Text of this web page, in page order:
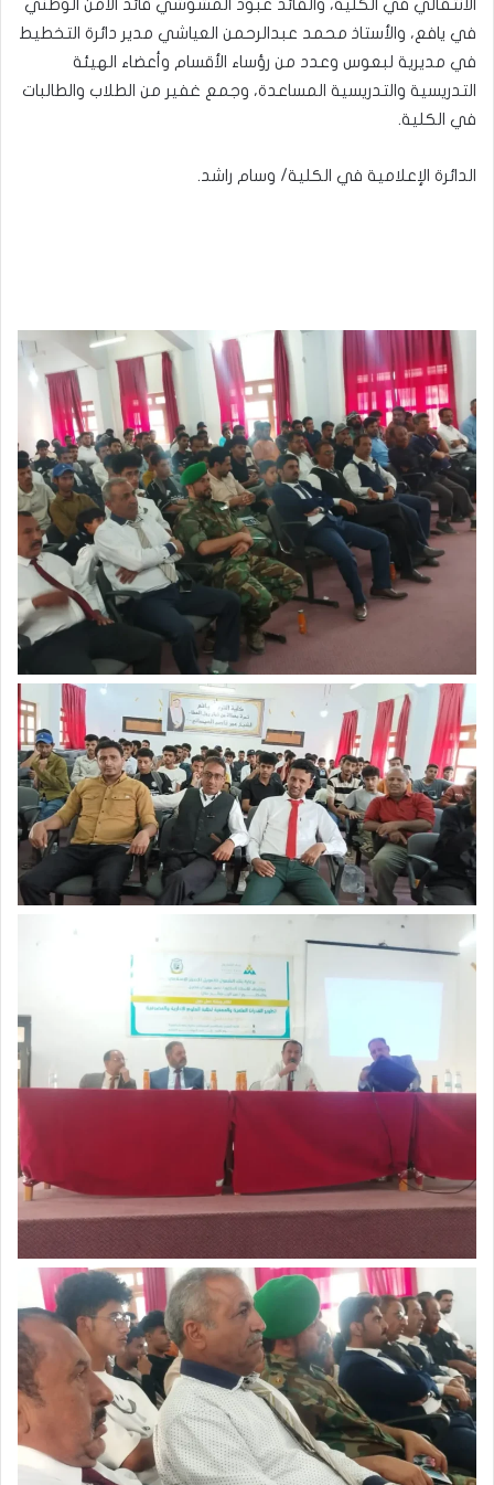
الانتقالي في الكلية، والقائد عبود المشوشي قائد الأمن الوطني
في يافع، والأستاذ محمد عبدالرحمن العياشي مدير دائرة التخطيط
في مديرية لبعوس وعدد من رؤساء الأقسام وأعضاء الهيئة
التدريسية والتدريسية المساعدة، وجمع غفير من الطلاب والطالبات
في الكلية.
الدائرة الإعلامية في الكلية/ وسام راشد.